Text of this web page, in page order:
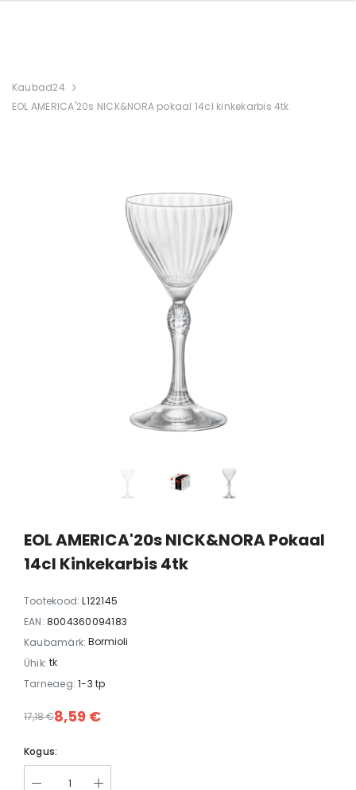
Kaubad24
EOL AMERICA'20s NICK&NORA pokaal 14cl kinkekarbis 4tk
EOL AMERICA'20s NICK&NORA Pokaal
14cl Kinkekarbis 4tk
Tootekood: L122145
EAN: 8004360094183
Kaubamärk: Bormioli
Ühik: tk
Tarneaeg: 1-3 tp
8,59 €
17,18 €
Kogus:
AMERICA'20s kokteili pokaal
22cl kinkekarbis 4tk
28,90 €